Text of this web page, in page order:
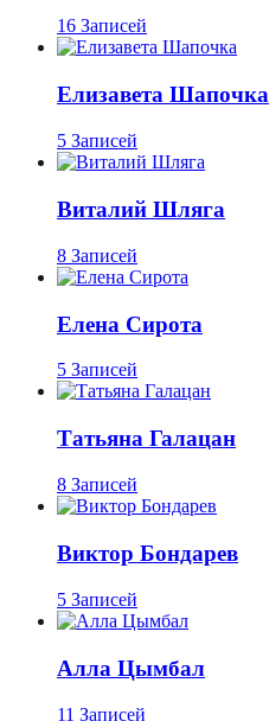
16 Записей
Елизавета Шапочка
5 Записей
Виталий Шляга
8 Записей
Елена Сирота
5 Записей
Татьяна Галацан
8 Записей
Виктор Бондарев
5 Записей
Алла Цымбал
11 Записей